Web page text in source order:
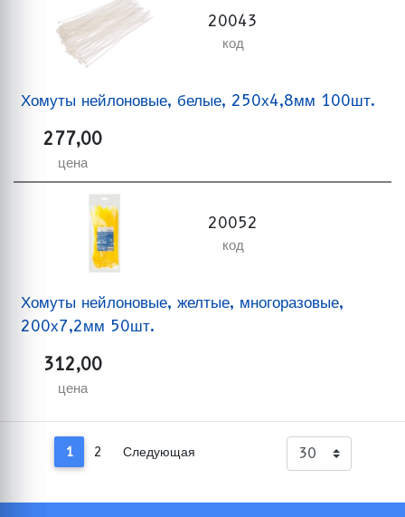
20043
код
Хомуты нейлоновые, белые, 250х4,8мм 100шт.
277,00
цена
20052
код
Хомуты нейлоновые, желтые, многоразовые,
200х7,2мм 50шт.
312,00
цена
1 2 Следующая